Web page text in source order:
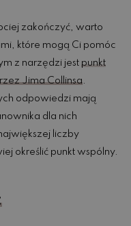
zakończyć, warto
które mogą Ci pomóc
z narzędzi jest punkt
Jima Collinsa
odpowiedzi mają
dla nich
liczby
określić punkt wspólny.